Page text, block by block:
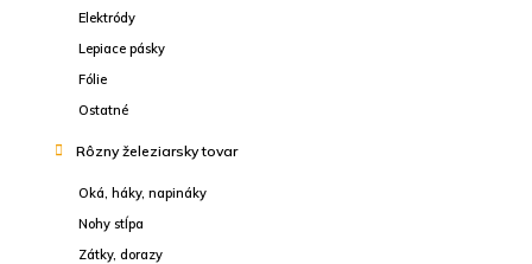
Elektródy
Lepiace pásky
Fólie
Ostatné
Rôzny železiarsky tovar
Oká, háky, napináky
Nohy stĺpa
Zátky, dorazy